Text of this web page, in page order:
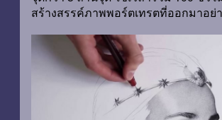
สร้างสรรค์ภาพพอร์ตเทรตที่ออกมาอย่